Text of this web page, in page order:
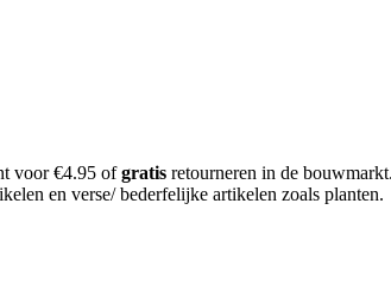
voor €4.95 ofgratis retourneren in de
en verse/ bederfelijke artikelen zoals planten.